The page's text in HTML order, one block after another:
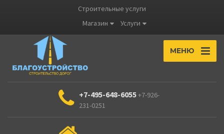
Строительные услуги
Магазин
Услуги
МЕНЮ
+7-495-648-6055+7-926-
231-0251